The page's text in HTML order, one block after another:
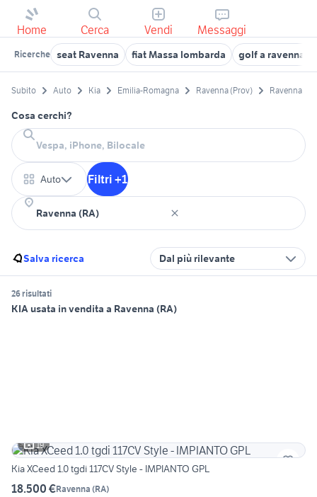
Home Cerca Vendi Messaggi
Ricerche seat Ravenna fiat Massa lombarda golf a ravenna
Subito Auto Kia Emilia-Romagna Ravenna (Prov) Ravenna
Cosa cerchi?
Auto Filtri +1
Salva ricerca Dal più rilevante
26 risultati
KIA usata in vendita a Ravenna (RA)
19
Kia XCeed 1.0 tgdi 117CV Style - IMPIANTO GPL
18.500 €Ravenna (RA)